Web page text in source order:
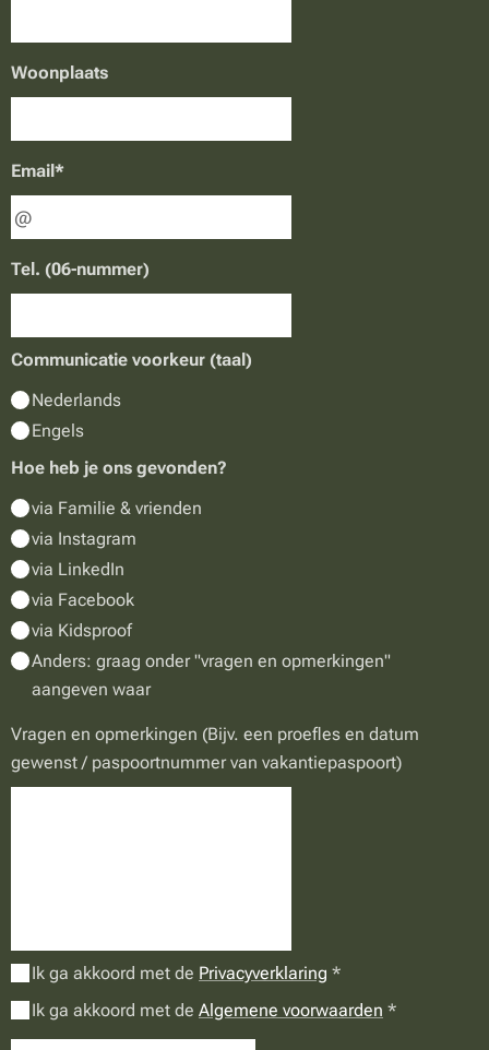
Woonplaats
Email*
Tel. (06-nummer)
Communicatie voorkeur (taal)
Nederlands
Engels
Hoe heb je ons gevonden?
via Familie & vrienden
via Instagram
via LinkedIn
via Facebook
via Kidsproof
Anders: graag onder "vragen en opmerkingen"
aangeven waar
Vragen en opmerkingen (Bijv. een proefles en datum
gewenst / paspoortnummer van vakantiepaspoort)
Ik ga akkoord met de Privacyverklaring
Ik ga akkoord met de Algemene voorwaarden